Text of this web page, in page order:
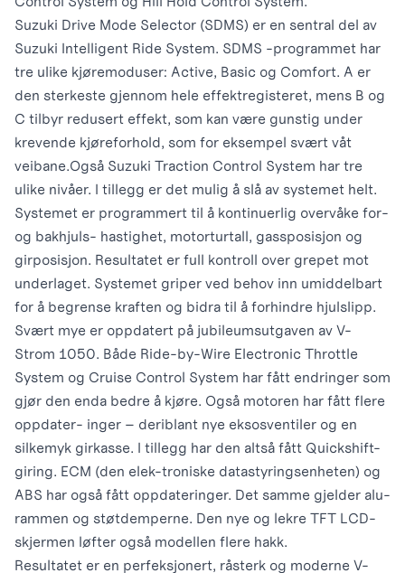
Suzuki Drive Mode Selector (SDMS) er en sentral del av
Suzuki Intelligent Ride System. SDMS -programmet har
tre ulike kjøremoduser: Active, Basic og Comfort. A er
den sterkeste gjennom hele effektregisteret, mens B og
C tilbyr redusert effekt, som kan være gunstig under
krevende kjøreforhold, som for eksempel svært våt
veibane.Også Suzuki Traction Control System har tre
ulike nivåer. I tillegg er det mulig å slå av systemet helt.
Systemet er programmert til å kontinuerlig overvåke for-
og bakhjuls- hastighet, motorturtall, gassposisjon og
girposisjon. Resultatet er full kontroll over grepet mot
underlaget. Systemet griper ved behov inn umiddelbart
for å begrense kraften og bidra til å forhindre hjulslipp.
Svært mye er oppdatert på jubileumsutgaven av V-
Strom 1050. Både Ride-by-Wire Electronic Throttle
System og Cruise Control System har fått endringer som
gjør den enda bedre å kjøre. Også motoren har fått flere
oppdater- inger – deriblant nye eksosventiler og en
silkemyk girkasse. I tillegg har den altså fått Quickshift-
giring. ECM (den elek-troniske datastyringsenheten) og
ABS har også fått oppdateringer. Det samme gjelder alu-
rammen og støtdemperne. Den nye og lekre TFT LCD-
skjermen løfter også modellen flere hakk.
Resultatet er en perfeksjonert, råsterk og moderne V-